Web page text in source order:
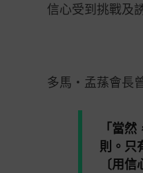
信心受到挑戰及
多馬・孟蓀會長
「當
則。只
〔用